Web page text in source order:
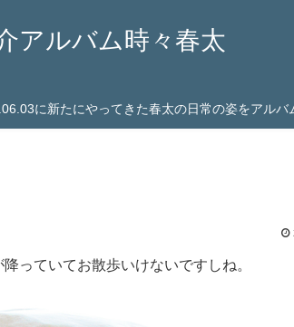
アルバム時々春太
に新たにやってきた春太の日常の姿をアルバ
っていてお散歩いけないですしね。